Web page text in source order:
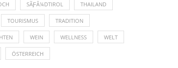
SÃƑÂ¼DTIROL THAILAND
TOURISMUS TRADITION
WEIN WELLNESS WELT
ÖSTERREICH